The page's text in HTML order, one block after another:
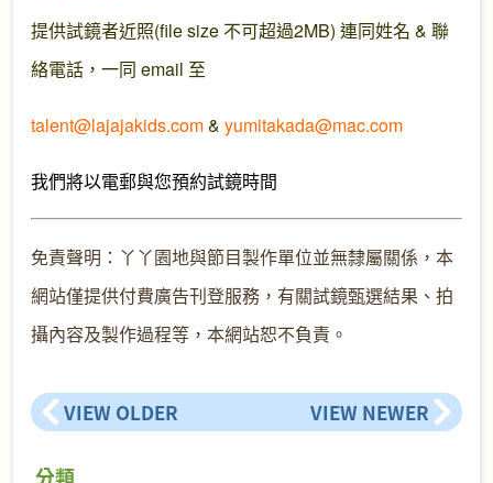
提供試鏡者近照(file size 不可超過2MB) 連同姓名 & 聯
絡電話，一同 email 至
talent@lajajakids.com&yumitakada@mac.com
我們將以電郵與您預約試鏡時間
免責聲明：丫丫園地與節目製作單位並無隸屬關係，本
網站僅提供付費廣告刊登服務，有關試鏡甄選結果、拍
攝內容及製作過程等，本網站恕不負責。
VIEW OLDER VIEW NEWER
分類